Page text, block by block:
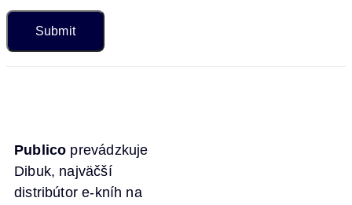
Publico prevádzkuje
Dibuk, najväčší
distribútor e-kníh na